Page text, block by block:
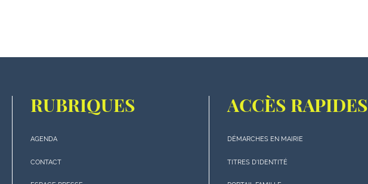
RUBRIQUES
"rubriques"
en
AGENDA
CONTACT
ACCÈS RAPIDES
"Accès
rapides"
DÉMARCHES EN MAIRIE
TITRES D'IDENTITÉ